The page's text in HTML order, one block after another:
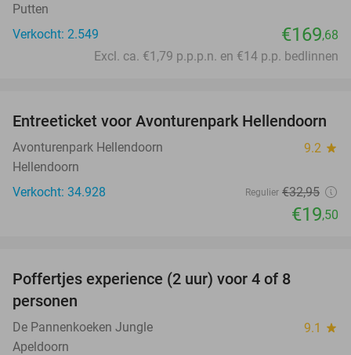
Putten
Verkocht: 2.549
€169,68
Excl. ca. €1,79 p.p.p.n. en €14 p.p. bedlinnen
41%
Entreeticket voor Avonturenpark Hellendoorn
Avonturenpark Hellendoorn 9.2 star
Hellendoorn
Verkocht: 34.928
Regulier €32,95
€19,50
Poffertjes experience (2 uur) voor 4 of 8
personen
De Pannenkoeken Jungle 9.1 star
Apeldoorn